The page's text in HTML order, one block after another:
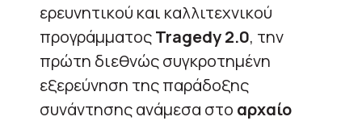
ερευνητικού και καλλιτεχνικού
προγράμματοςTragedy 2.0, την
πρώτη διεθνώς συγκροτημένη
εξερεύνηση της παράδοξης
συνάντησης ανάμεσα στο αρχαίο